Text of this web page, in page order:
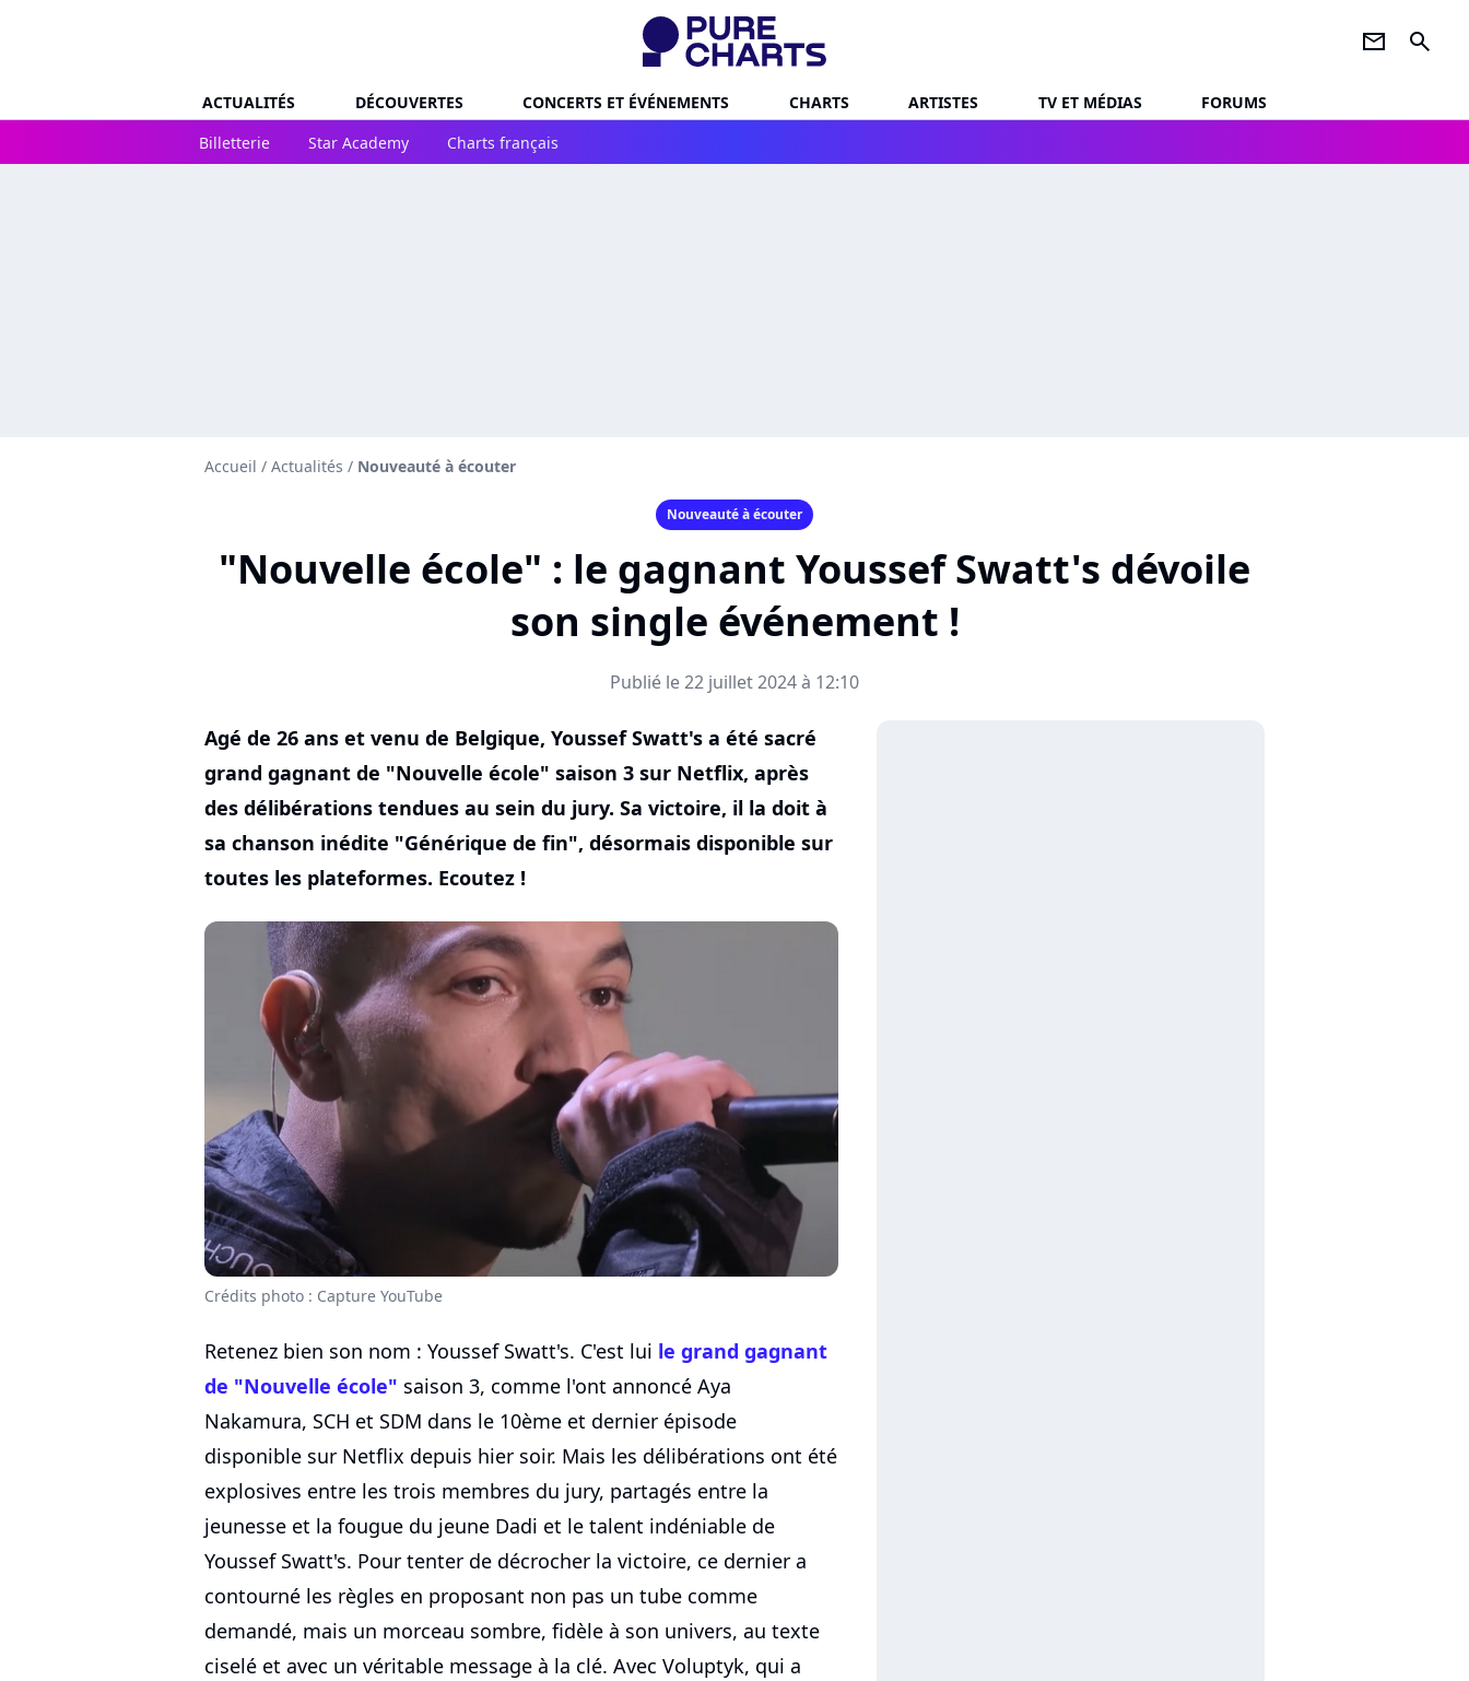
newsletter search
ACTUALITÉS DÉCOUVERTES CONCERTS ET ÉVÉNEMENTS CHARTS ARTISTES TV ET MÉDIAS
FORUMS
Billetterie
Star Academy Charts français
Accueil / Actualités / Nouveauté à écouter
Nouveauté à écouter
"Nouvelle école" : le gagnant Youssef Swatt's dévoile
son single événement !
Publié le 22 juillet 2024 à 12:10
Agé de 26 ans et venu de Belgique, Youssef Swatt's a été sacré
grand gagnant de "Nouvelle école" saison 3 sur Netflix, après
des délibérations tendues au sein du jury. Sa victoire, il la doit à
sa chanson inédite "Générique de fin", désormais disponible sur
toutes les plateformes. Ecoutez !
Crédits photo : Capture YouTube
Retenez bien son nom : Youssef Swatt's. C'est lui le grand gagnant
de "Nouvelle école" saison 3, comme l'ont annoncé Aya
Nakamura, SCH et SDM dans le 10ème et dernier épisode
disponible sur Netflix depuis hier soir. Mais les délibérations ont été
explosives entre les trois membres du jury, partagés entre la
jeunesse et la fougue du jeune Dadi et le talent indéniable de
Youssef Swatt's. Pour tenter de décrocher la victoire, ce dernier a
contourné les règles en proposant non pas un tube comme
demandé, mais un morceau sombre, fidèle à son univers, au texte
ciselé et avec un véritable message à la clé. Avec Voluptyk, qui a